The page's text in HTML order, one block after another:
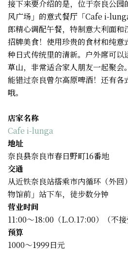
接下来要介绍的是，位于奈良公园
风广场」的意式餐厅「Cafe i-
郎精心调配午餐，特制意大利面和
招牌美食！使用珍贵的食材和纯意
种日式传统里的清新。户外席可以
草山，非常适合家人朋友一起聚会
能错过奈良曾尔高原啤酒！还有各
哦。
店家名称
Cafe i-lunga
地址
奈良县奈良市春日野町16番地
交通
从近铁奈良站搭乘市内循环（外
物馆前」站下车，徒步数分钟
营业时间
11:00～18:00（L.O.17:00）（不接
预算
1000～1999日元